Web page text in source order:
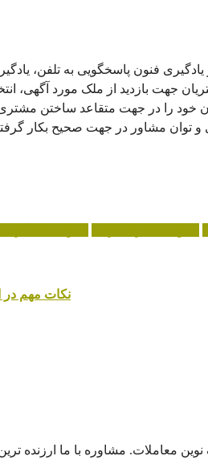
فنون پاسخگویی به تلفن،
جهت بازدید از ملک مورد آگهی،
خود را در جهت متقاعد ساختن
و توان مشاور در جهت صحیح بکار
نکات مهم در
معاملات. مشاوره با ما ارزنده